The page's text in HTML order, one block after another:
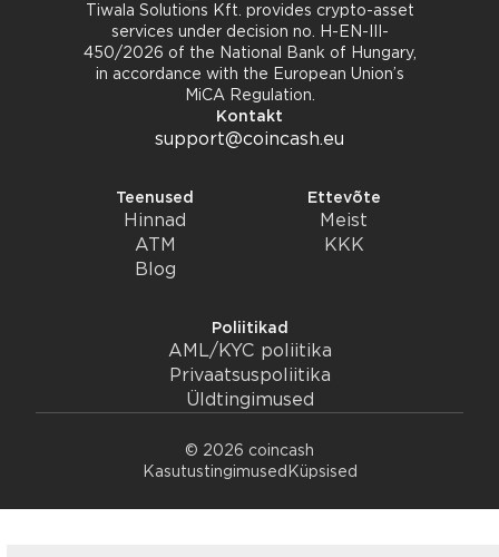
Tiwala Solutions Kft. provides crypto-asset
services under decision no. H-EN-III-
450/2026 of the National Bank of Hungary,
in accordance with the European Union’s
MiCA Regulation.
Kontakt
support@coincash.eu
Teenused
Hinnad
ATM
Blog
Ettevõte
Meist
KKK
Poliitikad
AML/KYC poliitika
Privaatsuspoliitika
Üldtingimused
© 2026 coincash
Kasutustingimused Küpsised